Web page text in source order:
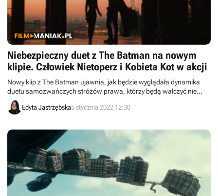
Niebezpieczny duet z The Batman na nowym
klipie. Człowiek Nietoperz i Kobieta Kot w akcji
Nowy klip z The Batman ujawnia, jak będzie wyglądała dynamika
duetu samozwańczych stróżów prawa, którzy będą walczyć nie
tylko ze złoczyńcami, lecz również sami ze sobą.
Edyta Jastrzębska5 stycznia 2022 12:30